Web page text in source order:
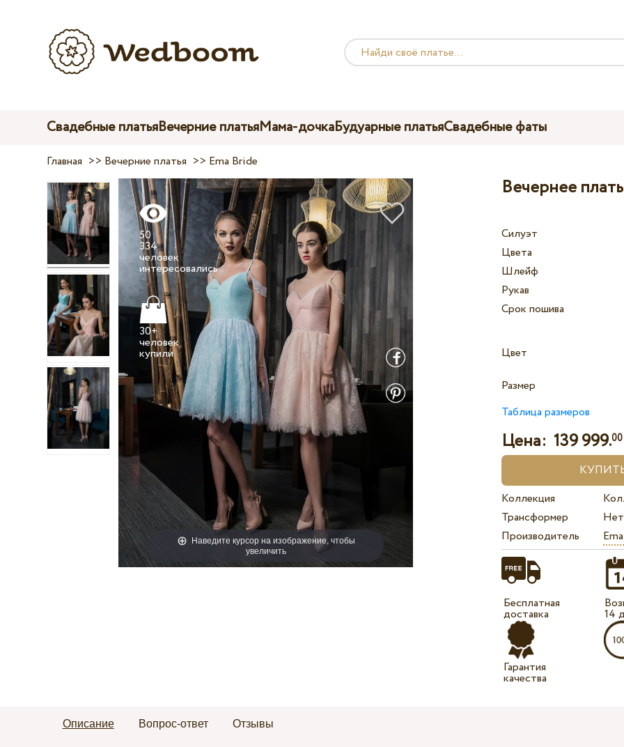
Свадебные платьяВечерние платьяМама-дочкаБудуарные платьяСвадебные фаты
Главная >> Вечерние платья >> Ema Bride
Наведите курсор на изображение, чтобы
увеличить
50
334
человек
интересовались
30+
человек
купили
Вечернее
Силуэт
Цвета
Шлейф
Рукав
Срок пошива
Цвет
Размер
Таблица размеров
Цена:139 999.00
Коллекция
Трансформер
Нет
Производитель
Бесплатная
доставка
Гарантия
качества
14
Описание Вопрос-ответ Отзывы